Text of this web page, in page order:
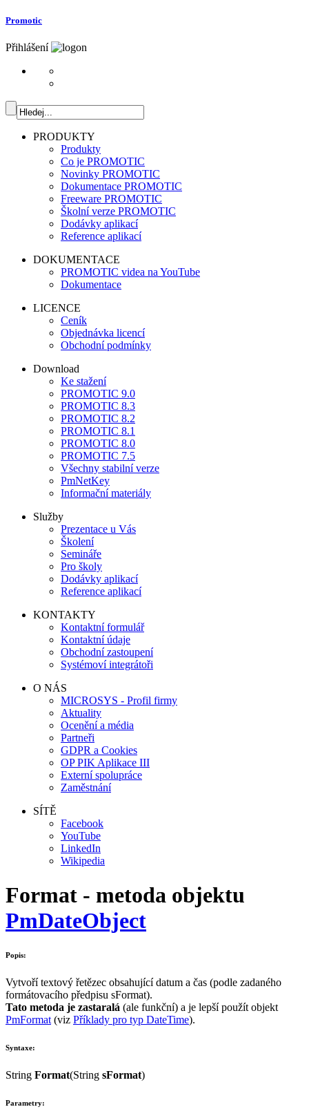
Promotic
Přihlášení
PRODUKTY
Produkty
Co je PROMOTIC
Novinky PROMOTIC
Dokumentace PROMOTIC
Freeware PROMOTIC
Školní verze PROMOTIC
Dodávky aplikací
Reference aplikací
DOKUMENTACE
PROMOTIC videa na YouTube
Dokumentace
LICENCE
Ceník
Objednávka licencí
Obchodní podmínky
Download
Ke stažení
PROMOTIC 9.0
PROMOTIC 8.3
PROMOTIC 8.2
PROMOTIC 8.1
PROMOTIC 8.0
PROMOTIC 7.5
Všechny stabilní verze
PmNetKey
Informační materiály
Služby
Prezentace u Vás
Školení
Semináře
Pro školy
Dodávky aplikací
Reference aplikací
KONTAKTY
Kontaktní formulář
Kontaktní údaje
Obchodní zastoupení
Systémoví integrátoři
O NÁS
MICROSYS - Profil firmy
Aktuality
Ocenění a média
Partneři
GDPR a Cookies
OP PIK Aplikace III
Externí spolupráce
Zaměstnání
SÍTĚ
Facebook
YouTube
LinkedIn
Wikipedia
Format - metoda objektu
PmDateObject
Popis:
Vytvoří textový řetězec obsahující datum a čas (podle zadaného
formátovacího předpisu sFormat).
Tato metoda je zastaralá (ale funkční) a je lepší použít objekt
PmFormat (viz Příklady pro typ DateTime).
Syntaxe:
String Format(String sFormat)
Parametry: